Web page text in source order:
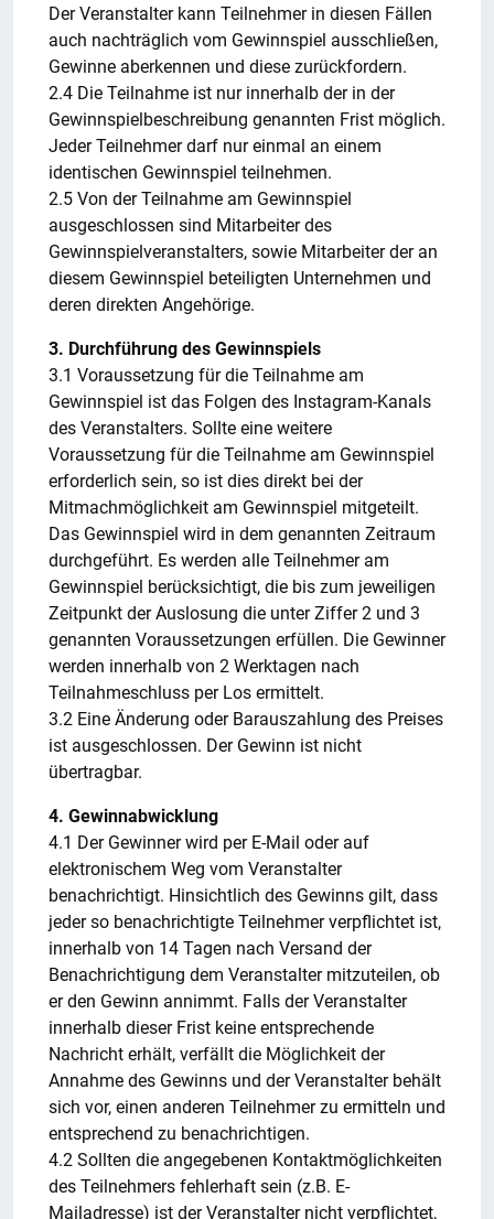
Der Veranstalter kann Teilnehmer in diesen Fällen
auch nachträglich vom Gewinnspiel ausschließen,
Gewinne aberkennen und diese zurückfordern.
2.4 Die Teilnahme ist nur innerhalb der in der
Gewinnspielbeschreibung genannten Frist möglich.
Jeder Teilnehmer darf nur einmal an einem
identischen Gewinnspiel teilnehmen.
2.5 Von der Teilnahme am Gewinnspiel
ausgeschlossen sind Mitarbeiter des
Gewinnspielveranstalters, sowie Mitarbeiter der an
diesem Gewinnspiel beteiligten Unternehmen und
deren direkten Angehörige.
3. Durchführung des Gewinnspiels
3.1 Voraussetzung für die Teilnahme am
Gewinnspiel ist das Folgen des Instagram-Kanals
des Veranstalters. Sollte eine weitere
Voraussetzung für die Teilnahme am Gewinnspiel
erforderlich sein, so ist dies direkt bei der
Mitmachmöglichkeit am Gewinnspiel mitgeteilt.
Das Gewinnspiel wird in dem genannten Zeitraum
durchgeführt. Es werden alle Teilnehmer am
Gewinnspiel berücksichtigt, die bis zum jeweiligen
Zeitpunkt der Auslosung die unter Ziffer 2 und 3
genannten Voraussetzungen erfüllen. Die Gewinner
werden innerhalb von 2 Werktagen nach
Teilnahmeschluss per Los ermittelt.
3.2 Eine Änderung oder Barauszahlung des Preises
ist ausgeschlossen. Der Gewinn ist nicht
übertragbar.
4. Gewinnabwicklung
4.1 Der Gewinner wird per E-Mail oder auf
elektronischem Weg vom Veranstalter
benachrichtigt. Hinsichtlich des Gewinns gilt, dass
jeder so benachrichtigte Teilnehmer verpflichtet ist,
innerhalb von 14 Tagen nach Versand der
Benachrichtigung dem Veranstalter mitzuteilen, ob
er den Gewinn annimmt. Falls der Veranstalter
innerhalb dieser Frist keine entsprechende
Nachricht erhält, verfällt die Möglichkeit der
Annahme des Gewinns und der Veranstalter behält
sich vor, einen anderen Teilnehmer zu ermitteln und
entsprechend zu benachrichtigen.
4.2 Sollten die angegebenen Kontaktmöglichkeiten
des Teilnehmers fehlerhaft sein (z.B. E-
Mailadresse) ist der Veranstalter nicht verpflichtet,